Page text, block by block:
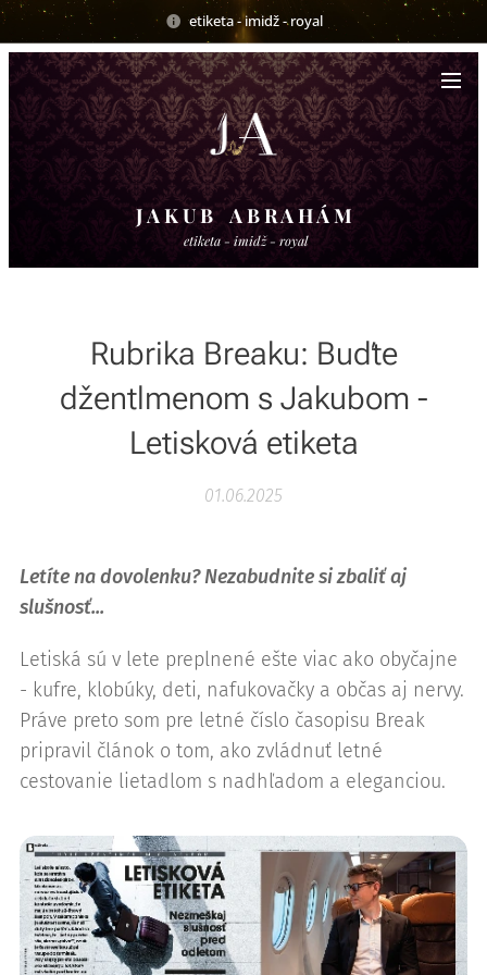
etiketa - imidž - royal
J A K U B A B R A H Á M
etiketa - imidž - royal
Rubrika Breaku: Buďte
džentlmenom s Jakubom -
Letisková etiketa
01.06.2025
Letíte na dovolenku? Nezabudnite si zbaliť aj
slušnosť...
Letiská sú v lete preplnené ešte viac ako obyčajne
- kufre, klobúky, deti, nafukovačky a občas aj nervy.
Práve preto som pre letné číslo časopisu Break
pripravil článok o tom, ako zvládnuť letné
cestovanie lietadlom s nadhľadom a eleganciou.